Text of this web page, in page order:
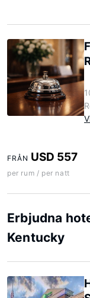
FRÅN USD 557
per rum / per natt
Erbjudna
Kentucky